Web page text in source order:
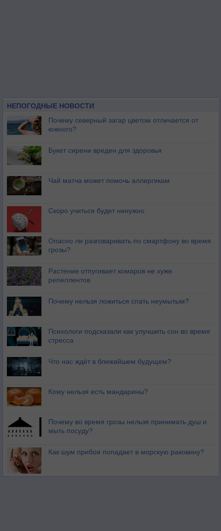
НЕПОГОДНЫЕ НОВОСТИ
Почему северный загар цветом отличается от
южного?
Букет сирени вреден для здоровья
Чай матча может помочь аллергикам
Скоро учиться будет ненужно
Опасно ли разговаривать по смартфону во время
грозы?
Растение отпугивает комаров не хуже
репеллентов
Почему нельзя ложиться спать неумытым?
Психологи подсказали как улучшить сон во время
стресса
Что нас ждёт в ближайшем будущем?
Кому нельзя есть мандарины?
Почему во время грозы нельзя принимать душ и
мыть посуду?
Как шум прибоя попадает в морскую раковину?